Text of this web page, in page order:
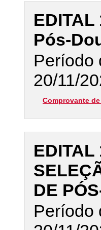
EDITAL
Pós-
Período
20/11/
Comprovante
EDITAL
DE
Período